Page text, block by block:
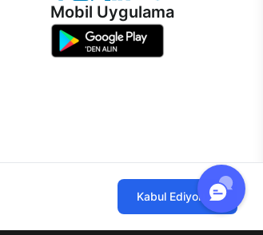
Mobil Uygulama
Kabul Ediyorum